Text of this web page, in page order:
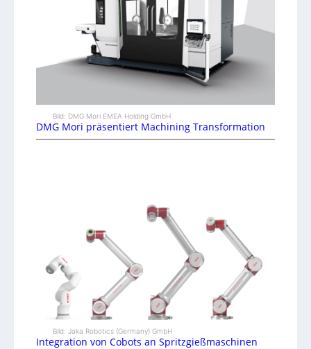
Bild: DMG Mori EMEA Holding GmbH
DMG Mori präsentiert Machining Transformation
Bild: Jaka Robotics (Germany) GmbH
Integration von Cobots an Spritzgießmaschinen